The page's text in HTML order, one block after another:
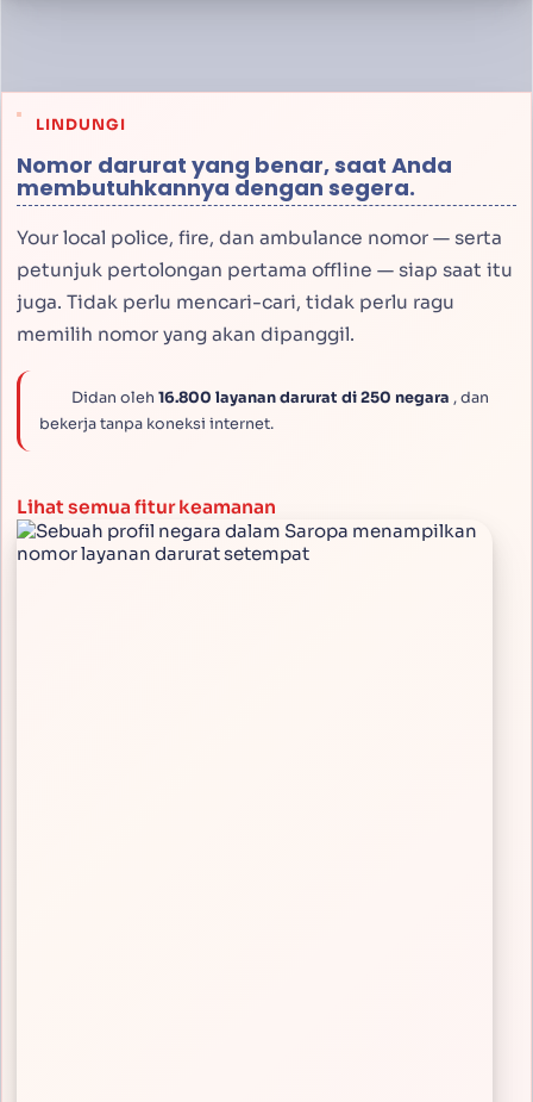
LINDUNGI
Nomor darurat yang benar, saat Anda
membutuhkannya dengan segera.
Your local police, fire, dan ambulance nomor — serta
petunjuk pertolongan pertama offline — siap saat itu
juga. Tidak perlu mencari-cari, tidak perlu ragu
memilih nomor yang akan dipanggil.
Didan oleh 16.800 layanan darurat di 250 negara , dan
bekerja tanpa koneksi internet.
Lihat semua fitur keamanan